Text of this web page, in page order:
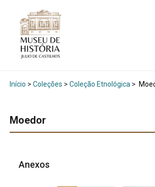
Início > Coleções > Coleção Etnológica >
Moedor
Anexos